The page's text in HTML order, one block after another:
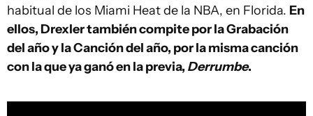
habitual de los Miami Heat de la NBA, en Florida. En
ellos, Drexler también compite por la Grabación
del año y la Canción del año, por la misma canción
con la que ya ganó en la previa, Derrumbe.